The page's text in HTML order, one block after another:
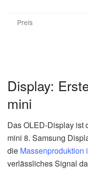
Preis
Display:
mini
Das OLED-Display ist
mini 8. Samsung
die Massenproduktion
verlässliches Signal